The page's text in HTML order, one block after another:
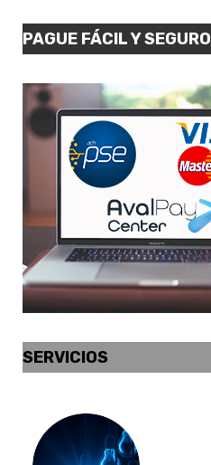
PAGUE FÁCIL Y SEGURO
SERVICIOS